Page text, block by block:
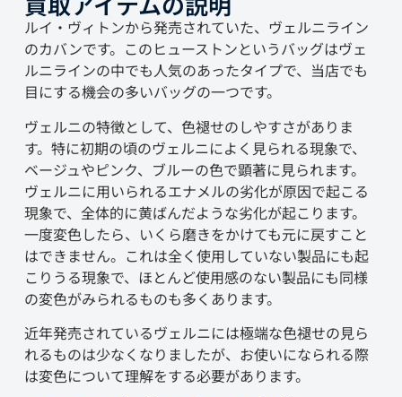
ルイ・ヴィトンから発売されていた、ヴェルニライン
のカバンです。このヒューストンというバッグはヴェ
ルニラインの中でも人気のあったタイプで、当店でも
目にする機会の多いバッグの一つです。
ヴェルニの特徴として、色褪せのしやすさがありま
す。特に初期の頃のヴェルニによく見られる現象で、
ベージュやピンク、ブルーの色で顕著に見られます。
ヴェルニに用いられるエナメルの劣化が原因で起こる
現象で、全体的に黄ばんだような劣化が起こります。
一度変色したら、いくら磨きをかけても元に戻すこと
はできません。これは全く使用していない製品にも起
こりうる現象で、ほとんど使用感のない製品にも同様
の変色がみられるものも多くあります。
近年発売されているヴェルニには極端な色褪せの見ら
れるものは少なくなりましたが、お使いになられる際
は変色について理解をする必要があります。